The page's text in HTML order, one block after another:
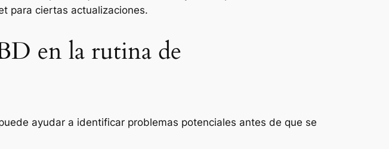
para ciertas actualizaciones.
en la rutina de
ayudar a identificar problemas potenciales antes de que se